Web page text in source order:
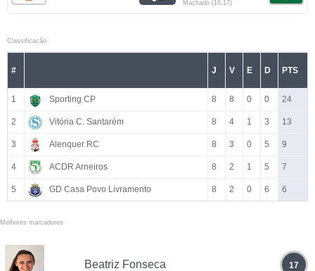
Machado (16,17)
Classificacão
# J V E D PTS
1 Sporting CP 8 8 0 0 24
2 Vitória C. Santarém 8 4 1 3 13
3 Alenquer RC 8 3 0 5 9
4 ACDR Arneiros 8 2 1 5 7
5 GD Casa Povo Livramento 8 2 0 6 6
Melhores marcadores
Beatriz Fonseca 17